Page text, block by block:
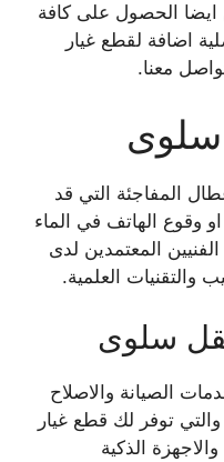
ايضا الحصول على كافة
اضافة لقطع غيار
معنا.
سلوى
المفاجئة التي قد
وقوع الهاتف في الماء
المعتمدين لدى
والتقنيات العلمية.
سلوى
الصيانة والاصلاح
توفر لك قطع غيار
الذكية